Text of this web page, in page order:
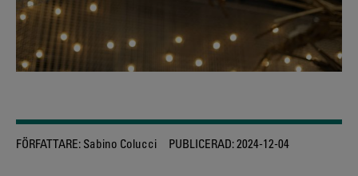
FÖRFATTARE: Sabino Colucci PUBLICERAD:2024-12-04